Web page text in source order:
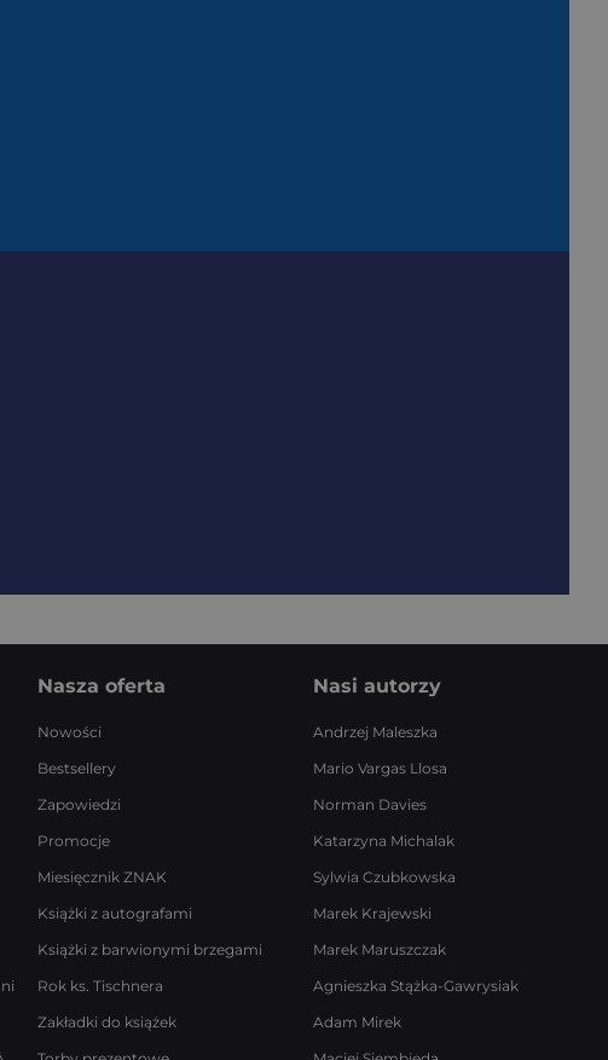
Nasza oferta
Nowości
Bestsellery
Zapowiedzi
Promocje
Miesięcznik ZNAK
Książki z autografami
Książki z barwionymi brzegami
Rok ks. Tischnera
Zakładki do książek
Nasi autorzy
Andrzej Maleszka
Mario Vargas Llosa
Norman Davies
Katarzyna Michalak
Sylwia Czubkowska
Marek Krajewski
Marek Maruszczak
Agnieszka Stążka-Gawrysiak
Adam Mirek